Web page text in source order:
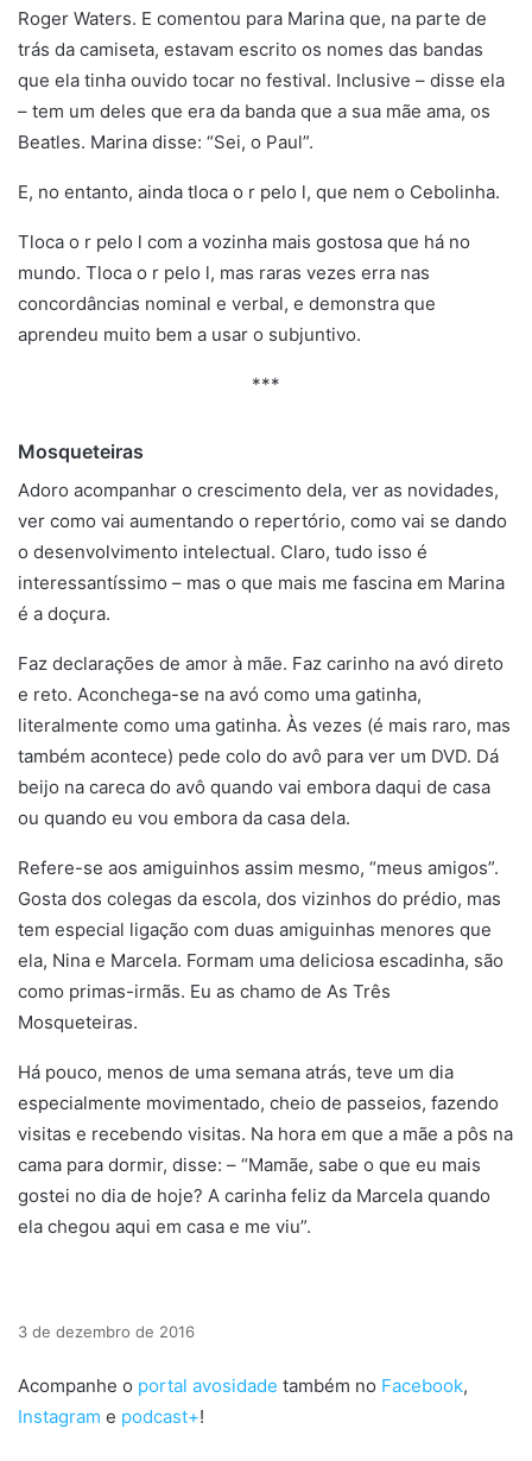
Roger Waters. E comentou para Marina que, na parte de
trás da camiseta, estavam escrito os nomes das bandas
que ela tinha ouvido tocar no festival. Inclusive – disse ela
– tem um deles que era da banda que a sua mãe ama, os
Beatles. Marina disse: “Sei, o Paul”.
E, no entanto, ainda tloca o r pelo l, que nem o Cebolinha.
Tloca o r pelo l com a vozinha mais gostosa que há no
mundo. Tloca o r pelo l, mas raras vezes erra nas
concordâncias nominal e verbal, e demonstra que
aprendeu muito bem a usar o subjuntivo.
***
Mosqueteiras
Adoro acompanhar o crescimento dela, ver as novidades,
ver como vai aumentando o repertório, como vai se dando
o desenvolvimento intelectual. Claro, tudo isso é
interessantíssimo – mas o que mais me fascina em Marina
é a doçura.
Faz declarações de amor à mãe. Faz carinho na avó direto
e reto. Aconchega-se na avó como uma gatinha,
literalmente como uma gatinha. Às vezes (é mais raro, mas
também acontece) pede colo do avô para ver um DVD. Dá
beijo na careca do avô quando vai embora daqui de casa
ou quando eu vou embora da casa dela.
Refere-se aos amiguinhos assim mesmo, “meus amigos”.
Gosta dos colegas da escola, dos vizinhos do prédio, mas
tem especial ligação com duas amiguinhas menores que
ela, Nina e Marcela. Formam uma deliciosa escadinha, são
como primas-irmãs. Eu as chamo de As Três
Mosqueteiras.
Há pouco, menos de uma semana atrás, teve um dia
especialmente movimentado, cheio de passeios, fazendo
visitas e recebendo visitas. Na hora em que a mãe a pôs na
cama para dormir, disse: – “Mamãe, sabe o que eu mais
gostei no dia de hoje? A carinha feliz da Marcela quando
ela chegou aqui em casa e me viu”.
3 de dezembro de 2016
Acompanhe o portal avosidade também no Facebook,
Instagram e podcast+!